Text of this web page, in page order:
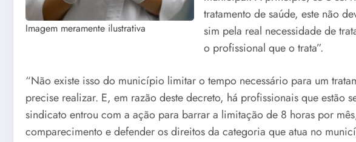
Imagem meramente ilustrativa
tratamento de saúde, este não
sim pela real necessidade de
o profissional que o trata”.
“Não existe isso do município limitar o tempo necessário para um
precise realizar. E, em razão deste decreto, há profissionais que estão
sindicato entrou com a ação para barrar a limitação de 8 horas por
comparecimento e defender os direitos da categoria que atua no